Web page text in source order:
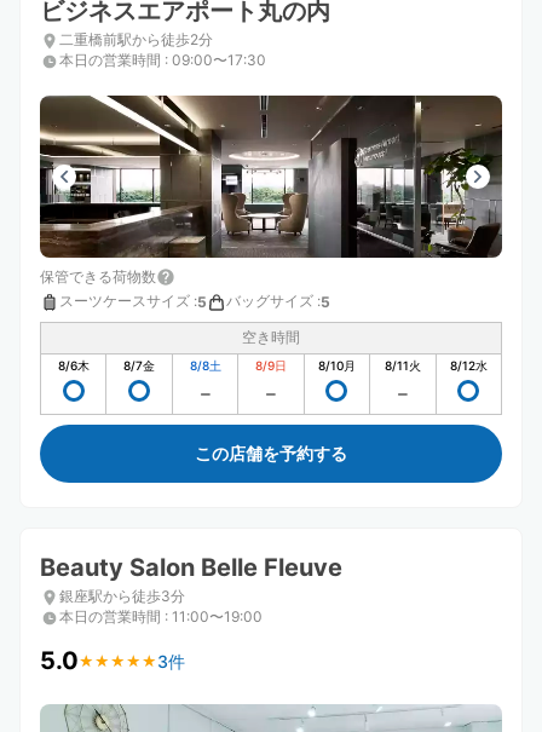
ビジネスエアポート丸の内
二重橋前駅から徒歩2分
本日の営業時間 : 09:00〜17:30
保管できる荷物数
スーツケースサイズ :5 バッグサイズ :5
空き時間
8/6木 8/7金 8/8土 8/9日 8/10月 8/11火 8/12水
この店舗を予約する
Beauty Salon Belle Fleuve
銀座駅から徒歩3分
本日の営業時間 : 11:00〜19:00
5.0★ ★ ★ ★ ★
★ ★ ★ ★ ★ 3件